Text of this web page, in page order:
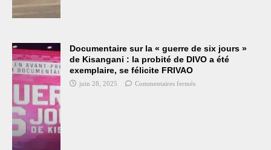
Documentaire sur la « guerre de six jours »
de Kisangani : la probité de DIVO a été
exemplaire, se félicite FRIVAO
juin 28, 2025 Commentaires fermés